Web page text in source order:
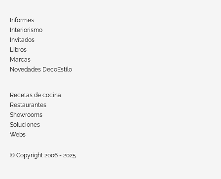
Informes
Interiorismo
Invitados
Libros
Marcas
Novedades DecoEstilo
Recetas de cocina
Restaurantes
Showrooms
Soluciones
Webs
© Copyright 2006 - 2025